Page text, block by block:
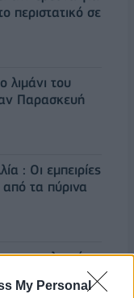
My Personal
περιστατικό σε
λιμάνι του
Παρασκευή
: Οι εμπειρίες
τα πύρινα
επαγγελματίες